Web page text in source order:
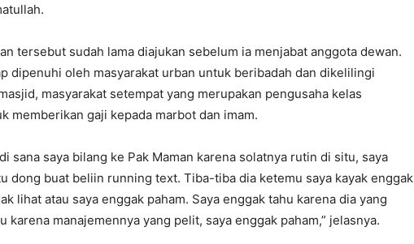
tersebut sudah lama diajukan sebelum ia menjabat anggota dewan.
dipenuhi oleh masyarakat urban untuk beribadah dan dikelilingi
masyarakat setempat yang merupakan pengusaha kelas
memberikan gaji kepada marbot dan imam.
sana saya bilang ke Pak Maman karena solatnya rutin di situ, saya
dong buat beliin running text. Tiba-tiba dia ketemu saya kayak enggak
lihat atau saya enggak paham. Saya enggak tahu karena dia yang
karena manajemennya yang pelit, saya enggak paham,” jelasnya.